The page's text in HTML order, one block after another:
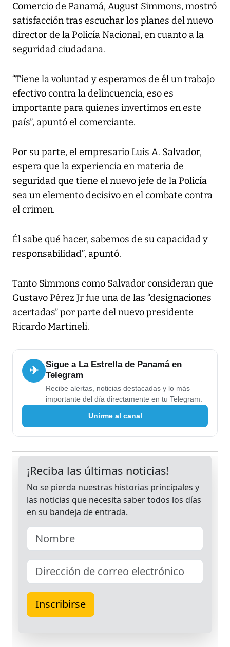
Comercio de Panamá, August Simmons, mostró
satisfacción tras escuchar los planes del nuevo
director de la Policía Nacional, en cuanto a la
seguridad ciudadana.
“Tiene la voluntad y esperamos de él un trabajo
efectivo contra la delincuencia, eso es
importante para quienes invertimos en este
país”, apuntó el comerciante.
Por su parte, el empresario Luis A. Salvador,
espera que la experiencia en materia de
seguridad que tiene el nuevo jefe de la Policía
sea un elemento decisivo en el combate contra
el crimen.
Él sabe qué hacer, sabemos de su capacidad y
responsabilidad”, apuntó.
Tanto Simmons como Salvador consideran que
Gustavo Pérez Jr fue una de las “designaciones
acertadas” por parte del nuevo presidente
Ricardo Martineli.
✈
Sigue a La Estrella de Panamá en
Telegram
Recibe alertas, noticias destacadas y lo más
importante del día directamente en tu Telegram.
Unirme al canal